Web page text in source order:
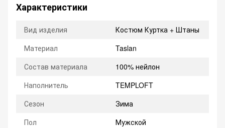
Характеристики
Вид изделия
Костюм Куртка + Штаны
Материал
Taslan
Состав материала
100% нейлон
Наполнитель
TEMPLOFT
Сезон
Зима
Пол
Мужской